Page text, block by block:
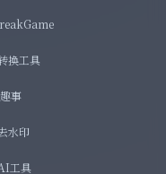
换工具
事
水印
工具